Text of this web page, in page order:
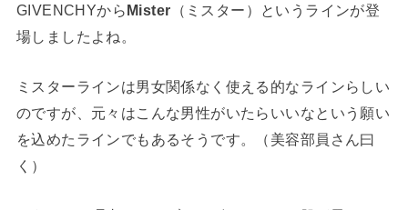
GIVENCHYからMister （ミスター）
というラインが登
場しましたよね。
ミスターラインは男女関係なく使える的なラインらしい
のですが、元々はこんな男性がいたらいいなという願い
を込めたラインでもあるそうです。（美容部員さん曰
く）